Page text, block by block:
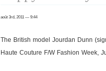
août 3rd, 2011 — 9:44
The British model Jourdan Dunn
Haute Couture F/W Fashion Week,